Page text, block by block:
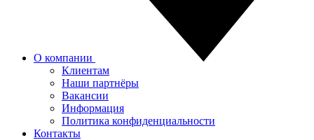
О компании
Клиентам
Наши партнёры
Вакансии
Информация
Политика конфиденциальности
Контакты